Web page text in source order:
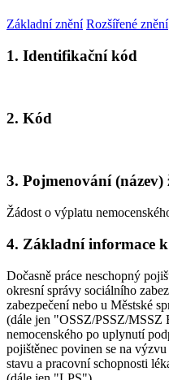
Základní znění Rozšířené znění
1. Identifikační kód
2. Kód
3. Pojmenování (název)
Žádost o výplatu
4. Základní informace
Dočasně práce neschopný
okresní správy sociálního
zabezpečení nebo u Městské
(dále jen "OSSZ/PSSZ/MSSZ
nemocenského po uplynutí
pojištěnec povinen se na
stavu a pracovní schopnosti